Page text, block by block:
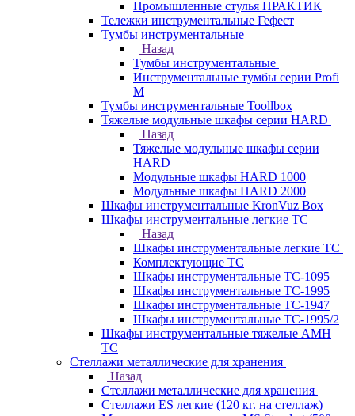
Промышленные стулья ПРАКТИК
Тележки инструментальные Гефест
Тумбы инструментальные
Назад
Тумбы инструментальные
Инструментальные тумбы серии Profi
M
Тумбы инструментальные Toollbox
Тяжелые модульные шкафы серии HARD
Назад
Тяжелые модульные шкафы серии
HARD
Модульные шкафы HARD 1000
Модульные шкафы HARD 2000
Шкафы инструментальные KronVuz Box
Шкафы инструментальные легкие ТС
Назад
Шкафы инструментальные легкие ТС
Комплектующие ТС
Шкафы инструментальные TC-1095
Шкафы инструментальные TC-1995
Шкафы инструментальные ТС-1947
Шкафы инструментальные ТС-1995/2
Шкафы инструментальные тяжелые AMH
TC
Стеллажи металлические для хранения
Назад
Стеллажи металлические для хранения
Стеллажи ES легкие (120 кг. на стеллаж)